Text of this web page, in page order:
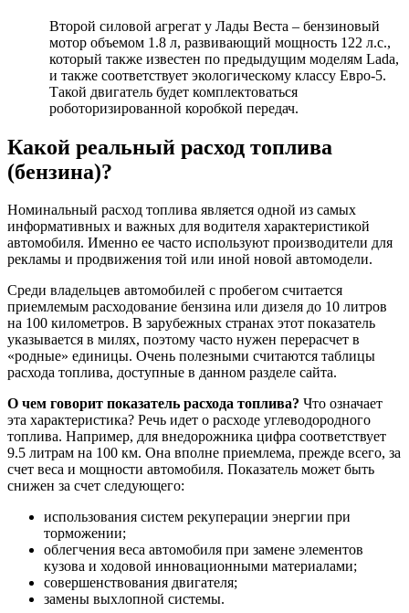
Второй силовой агрегат у Лады Веста – бензиновый
мотор объемом 1.8 л, развивающий мощность 122 л.с.,
который также известен по предыдущим моделям Lada,
и также соответствует экологическому классу Евро-5.
Такой двигатель будет комплектоваться
роботоризированной коробкой передач.
Какой реальный расход топлива
(бензина)?
Номинальный расход топлива является одной из самых
информативных и важных для водителя характеристикой
автомобиля. Именно ее часто используют производители для
рекламы и продвижения той или иной новой автомодели.
Среди владельцев автомобилей с пробегом считается
приемлемым расходование бензина или дизеля до 10 литров
на 100 километров. В зарубежных странах этот показатель
указывается в милях, поэтому часто нужен перерасчет в
«родные» единицы. Очень полезными считаются таблицы
расхода топлива, доступные в данном разделе сайта.
О чем говорит показатель расхода топлива? Что означает
эта характеристика? Речь идет о расходе углеводородного
топлива. Например, для внедорожника цифра соответствует
9.5 литрам на 100 км. Она вполне приемлема, прежде всего, за
счет веса и мощности автомобиля. Показатель может быть
снижен за счет следующего:
использования систем рекуперации энергии при
торможении;
облегчения веса автомобиля при замене элементов
кузова и ходовой инновационными материалами;
совершенствования двигателя;
замены выхлопной системы.